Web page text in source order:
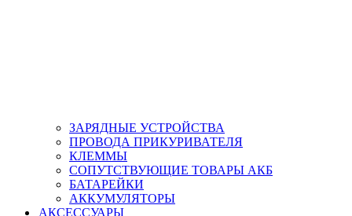
ЗАРЯДНЫЕ УСТРОЙСТВА
ПРОВОДА ПРИКУРИВАТЕЛЯ
КЛЕММЫ
СОПУТСТВУЮЩИЕ ТОВАРЫ АКБ
БАТАРЕЙКИ
АККУМУЛЯТОРЫ
АКСЕСCУАРЫ